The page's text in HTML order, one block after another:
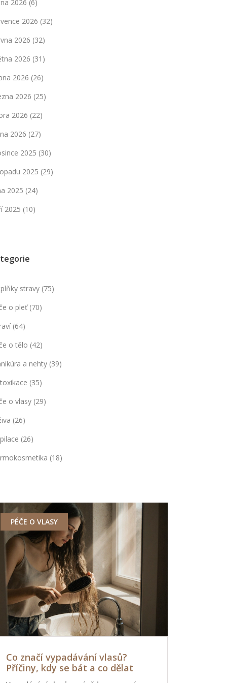
2026 (6)
2026 (32)
2026 (32)
2026 (31)
2026 (26)
2026 (25)
2026 (22)
2026 (27)
2025 (30)
2025 (29)
2025 (24)
2025 (10)
stravy (75)
o pleť(70)
(64)
o tělo (42)
a nehty (39)
(35)
o vlasy (29)
(26)
(26)
(18)
PÉČE O VLASY
Co značí vypadávání vlasů?
Příčiny, kdy se bát a co dělat